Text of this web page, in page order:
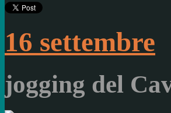
16 settembre
jogging del